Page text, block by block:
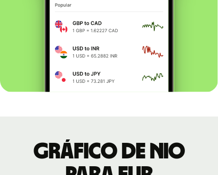
Gráfico de NIO